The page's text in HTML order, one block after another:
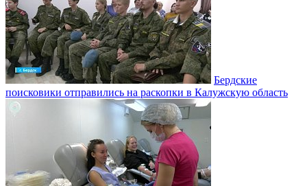
Бердские
поисковики отправились на раскопки в Калужскую область